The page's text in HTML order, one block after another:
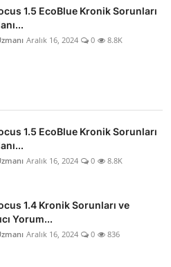
1.5 EcoBlue Kronik Sorunları
Aralık 16, 2024 0 8.8K
1.5 EcoBlue Kronik Sorunları
Aralık 16, 2024 0 8.8K
1.4 Kronik Sorunları ve
Yorum...
Aralık 16, 2024 0 836